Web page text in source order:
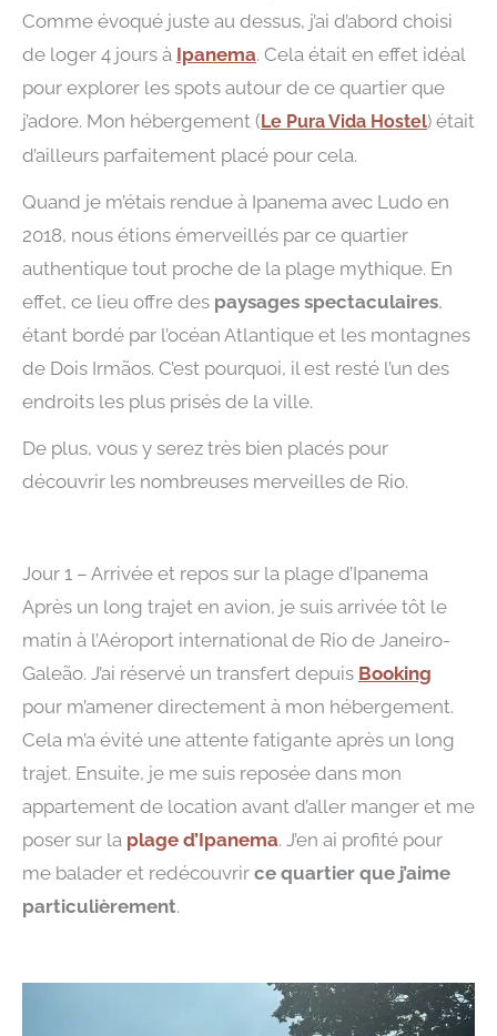
Comme évoqué juste au dessus, j’ai d’abord choisi
de loger 4 jours à Ipanema. Cela était en effet idéal
pour explorer les spots autour de ce quartier que
j’adore. Mon hébergement (Le Pura Vida Hostel) était
d’ailleurs parfaitement placé pour cela.
Quand je m’étais rendue à Ipanema avec Ludo en
2018, nous étions émerveillés par ce quartier
authentique tout proche de la plage mythique. En
effet, ce lieu offre des paysages spectaculaires,
étant bordé par l’océan Atlantique et les montagnes
de Dois Irmãos. C’est pourquoi, il est resté l’un des
endroits les plus prisés de la ville.
De plus, vous y serez très bien placés pour
découvrir les nombreuses merveilles de Rio.
Jour 1 – Arrivée et repos sur la plage d’Ipanema
Après un long trajet en avion, je suis arrivée tôt le
matin à l’Aéroport international de Rio de Janeiro-
Galeão. J’ai réservé un transfert depuis Booking
pour m’amener directement à mon hébergement.
Cela m’a évité une attente fatigante après un long
trajet. Ensuite, je me suis reposée dans mon
appartement de location avant d’aller manger et me
poser sur la plage d’Ipanema. J’en ai profité pour
me balader et redécouvrir ce quartier que j’aime
particulièrement.